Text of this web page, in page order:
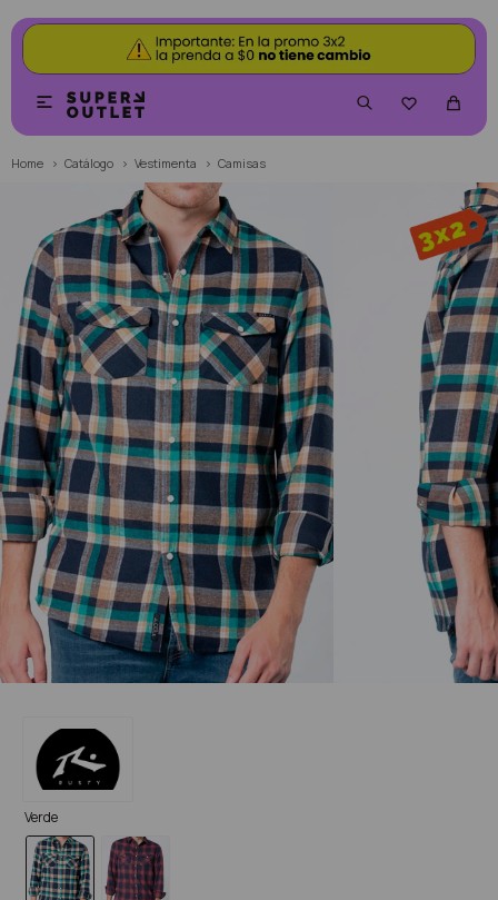


Home Catálogo Vestimenta Camisas
Verde